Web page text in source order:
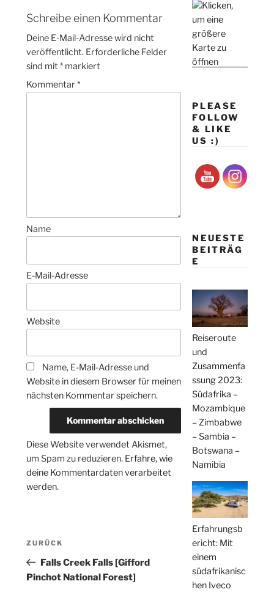
Schreibe einen Kommentar
Deine E-Mail-Adresse wird nicht
veröffentlicht. Erforderliche Felder
sind mit* markiert
Kommentar*
Name
E-Mail-Adresse
Website
Name, E-Mail-Adresse und
Website in diesem Browser für meinen
nächsten Kommentar speichern.
Diese Website verwendet Akismet,
um Spam zu reduzieren. Erfahre, wie
deine Kommentardaten verarbeitet
werden.
Beitragsnavigation
Vorheriger
Beitrag
ZURÜCK
Falls Creek Falls [Gifford
Pinchot National Forest]
PLEASE
FOLLOW
& LIKE
US :)
NEUESTE
BEITRÄG
E
Reiseroute
und
Zusammenfa
ssung 2023:
Südafrika –
Mozambique
– Zimbabwe
– Sambia –
Botswana –
Namibia
Erfahrungsb
ericht: Mit
einem
südafrikanisc
hen Iveco